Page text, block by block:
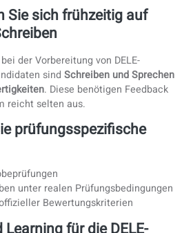
sind oft schnell ausgebucht. Wir
die Anmeldung geöffnet ist
vom Prüfungstermin
DELE-Prüfung 2026?
sindorientierende Preise in Spanien